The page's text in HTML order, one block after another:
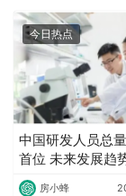
今日热点
中国研发人员总
首位 未来发展趋
房小蜂